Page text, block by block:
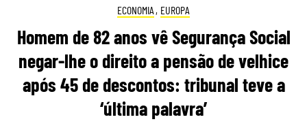
ECONOMIA , EUROPA
Homem de 82 anos vê Segurança Social
negar-lhe o direito a pensão de velhice
após 45 de descontos: tribunal teve a
‘última palavra’